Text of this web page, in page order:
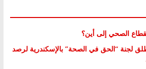
الصحي إلى أين؟
لجنة “الحق في الصحة” بالإسكندرية لرصد